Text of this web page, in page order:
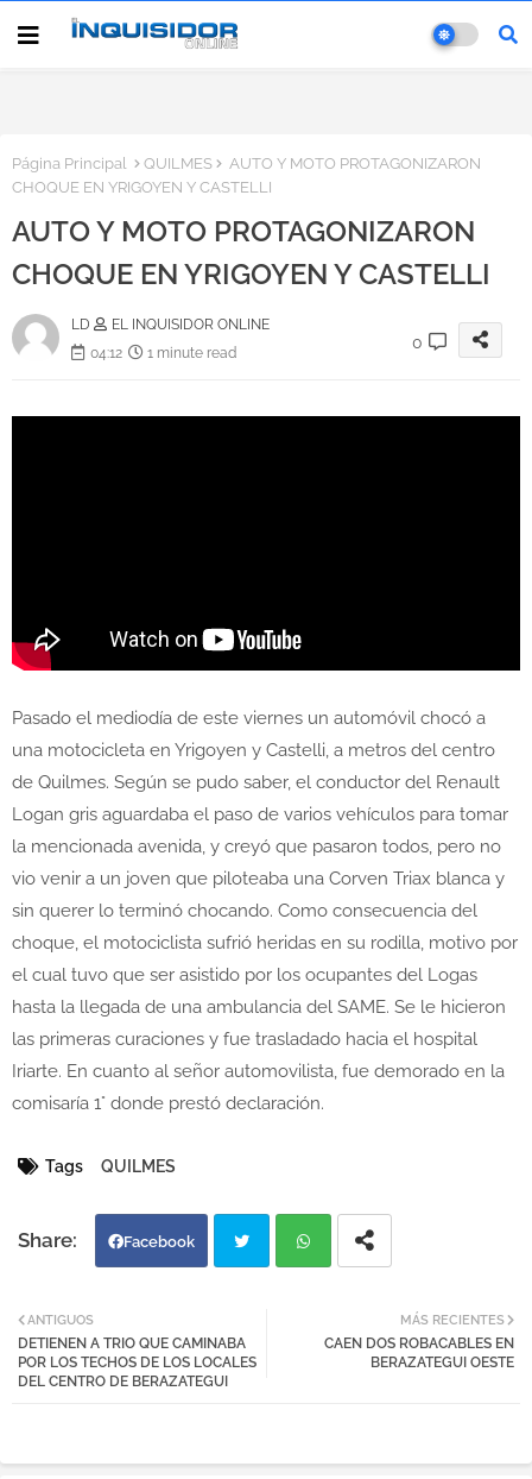
Página Principal QUILMES
AUTO Y MOTO PROTAGONIZARON
CHOQUE EN YRIGOYEN Y CASTELLI
AUTO Y MOTO PROTAGONIZARON
CHOQUE EN YRIGOYEN Y CASTELLI
LD
EL INQUISIDOR ONLINE
04:12
1 minute read
0
Pasado el mediodía de este viernes un automóvil chocó a
una motocicleta en Yrigoyen y Castelli, a metros del centro
de Quilmes. Según se pudo saber, el conductor del Renault
Logan gris aguardaba el paso de varios vehículos para tomar
la mencionada avenida, y creyó que pasaron todos, pero no
vio venir a un joven que piloteaba una Corven Triax blanca y
sin querer lo terminó chocando. Como consecuencia del
choque, el motociclista sufrió heridas en su rodilla, motivo por
el cual tuvo que ser asistido por los ocupantes del Logas
hasta la llegada de una ambulancia del SAME. Se le hicieron
las primeras curaciones y fue trasladado hacia el hospital
Iriarte. En cuanto al señor automovilista, fue demorado en la
comisaría 1° donde prestó declaración.
Tags QUILMES
Facebook
tter
MÁS RECIENTES
CAEN DOS ROBACABLES EN
BERAZATEGUI OESTE
ANTIGUOS
DETIENEN A TRIO QUE CAMINABA
POR LOS TECHOS DE LOS LOCALES
DEL CENTRO DE BERAZATEGUI